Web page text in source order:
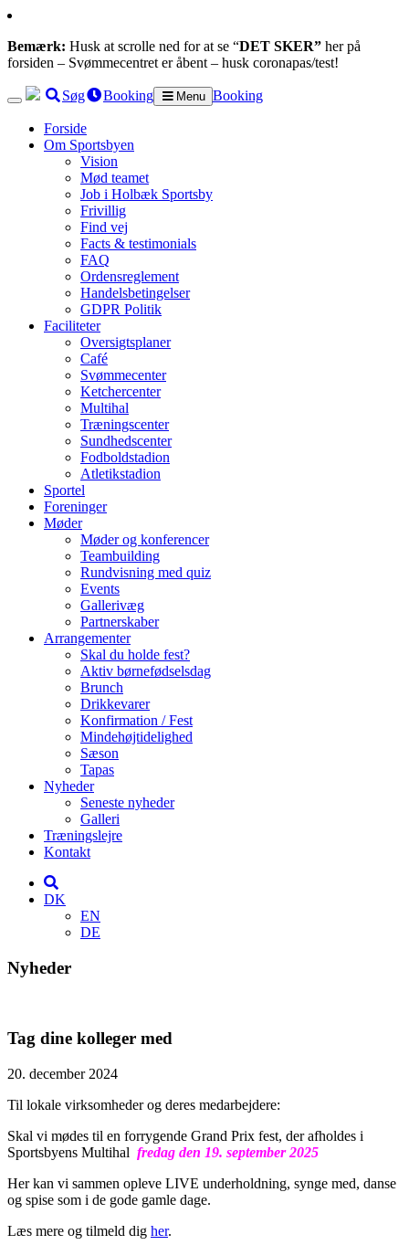
Bemærk: Husk at scrolle ned for at se “DET SKER” her på
forsiden – Svømmecentret er åbent – husk coronapas/test!
Søg Booking Menu Booking
Forside
Om Sportsbyen
Vision
Mød teamet
Job i Holbæk Sportsby
Frivillig
Find vej
Facts & testimonials
FAQ
Ordensreglement
Handelsbetingelser
GDPR Politik
Faciliteter
Oversigtsplaner
Café
Svømmecenter
Ketchercenter
Multihal
Træningscenter
Sundhedscenter
Fodboldstadion
Atletikstadion
Sportel
Foreninger
Møder
Møder og konferencer
Teambuilding
Rundvisning med quiz
Events
Gallerivæg
Partnerskaber
Arrangementer
Skal du holde fest?
Aktiv børnefødselsdag
Brunch
Drikkevarer
Konfirmation / Fest
Mindehøjtidelighed
Sæson
Tapas
Nyheder
Seneste nyheder
Galleri
Træningslejre
Kontakt
DK
EN
DE
Nyheder
Tag dine kolleger med
20. december 2024
Til lokale virksomheder og deres medarbejdere:
Skal vi mødes til en forrygende Grand Prix fest, der afholdes i
Sportsbyens Multihal fredag den 19. september 2025
Her kan vi sammen opleve LIVE underholdning, synge med, danse
og spise som i de gode gamle dage.
Læs mere og tilmeld dig her.